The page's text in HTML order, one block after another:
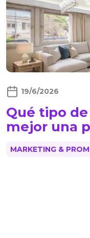
19/6/2026
Qué tipo
mejor una
MARKETING &